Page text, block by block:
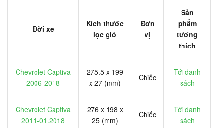
Đời xe
Kích thước
lọc gió
Đơn
vị
Sản
phẩm
tương
thích
Chevrolet Captiva
2006-2018
275.5 x 199
x 27 (mm)
Chiếc
Tới danh
sách
Chevrolet Captiva
2011-01.2018
276 x 198 x
25 (mm)
Chiếc
Tới danh
sách